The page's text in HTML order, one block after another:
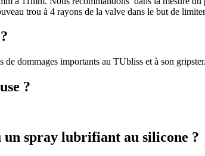
trou à 4 rayons de la valve dans le but de
de dommages importants au TUbliss et à son gripster.
?
un spray lubrifiant au silicone ?